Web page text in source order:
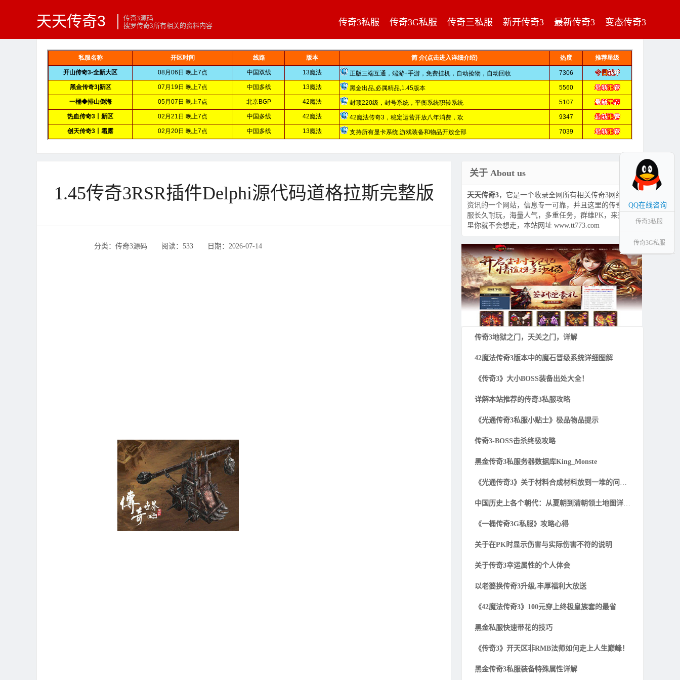
天天传奇3
传奇3源码
搜罗传奇3所有相关的资料内容
传奇3私服 传奇3G私服 传奇三私服 新开传奇3 最新传奇3 变态传奇3
1.45传奇3RSR插件Delphi源代码道格拉斯完整版
分类：传奇3源码 ‌‍阅读：533 ‌‍日期：2026-07-14
关于 About us
天天传奇3，它是一个收录全网所有相关传奇3网络游戏
资讯的一个网站，信息专一可靠，并且这里的传奇3私
服长久耐玩，海量人气，多重任务，群雄PK，来到这
里你就不会想走，本站网址 www.tt773.com
传奇3地狱之门，天关之门，详解
42魔法传奇3版本中的魔石晋级系统详细图解
《传奇3》大小BOSS装备出处大全！
详解本站推荐的传奇3私服攻略
《光通传奇3私服小贴士》极品物品提示
传奇3-BOSS击杀终极攻略
黑金传奇3私服务器数据库King_Monste
《光通传奇3》关于材料合成材料放到一堆的问题解
中国历史上各个朝代：从夏朝到清朝领土地图详细一
《一桶传奇3G私服》攻略心得
关于在PK时显示伤害与实际伤害不符的说明
关于传奇3幸运属性的个人体会
以老婆换传奇3升级,丰厚福利大放送
《42魔法传奇3》100元穿上终极皇族套的最省
黑金私服快速带花的技巧
《传奇3》开天区非RMB法师如何走上人生巅峰！
黑金传奇3私服装备特殊属性详解
QQ在线咨询
传奇3私服
传奇3G私服